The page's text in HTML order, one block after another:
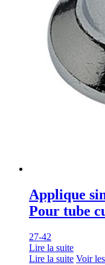
Applique
Pour tube
27-42
Lire la suite
Lire la suite Voir